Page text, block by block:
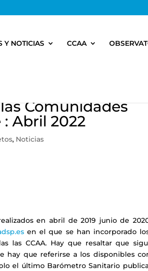
Y NOTICIAS CCAA
Comunidades
Abril 2022
, Noticias
en abril de 2019 junio de
en el que se han incorporado
las CCAA. Hay que resaltar que
hay que referirse a los disponibles
el último Barómetro Sanitario